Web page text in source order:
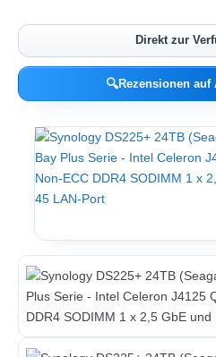
Direkt zur
🔍Rezensionen auf